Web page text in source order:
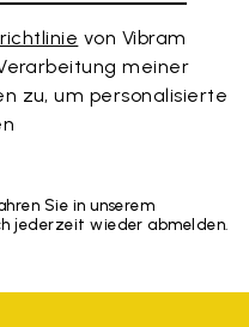
von Vibram
meiner
zu, um personalisierte
Sie in unserem
jederzeit wieder abmelden.